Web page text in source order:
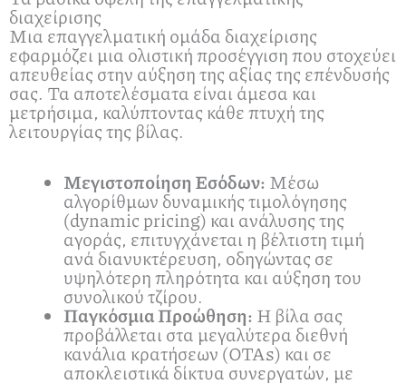
διαχείρισης
Μια επαγγελματική ομάδα διαχείρισης
εφαρμόζει μια ολιστική προσέγγιση που στοχεύει
απευθείας στην αύξηση της αξίας της επένδυσής
σας. Τα αποτελέσματα είναι άμεσα και
μετρήσιμα, καλύπτοντας κάθε πτυχή της
λειτουργίας της βίλας.
Μεγιστοποίηση Εσόδων: Μέσω
αλγορίθμων δυναμικής τιμολόγησης
(dynamic pricing) και ανάλυσης της
αγοράς, επιτυγχάνεται η βέλτιστη τιμή
ανά διανυκτέρευση, οδηγώντας σε
υψηλότερη πληρότητα και αύξηση του
συνολικού τζίρου.
Παγκόσμια Προώθηση: Η βίλα σας
προβάλλεται στα μεγαλύτερα διεθνή
κανάλια κρατήσεων (OTAs) και σε
αποκλειστικά δίκτυα συνεργατών, με